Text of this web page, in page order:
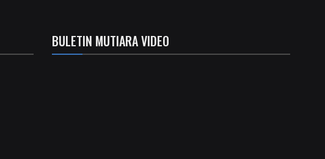
BULETIN MUTIARA VIDEO